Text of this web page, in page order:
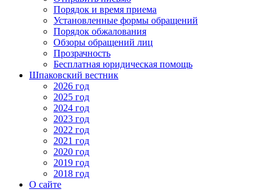
Порядок и время приема
Установленные формы обращений
Порядок обжалования
Обзоры обращений лиц
Прозрачность
Бесплатная юридическая помощь
Шпаковский вестник
2026 год
2025 год
2024 год
2023 год
2022 год
2021 год
2020 год
2019 год
2018 год
О сайте